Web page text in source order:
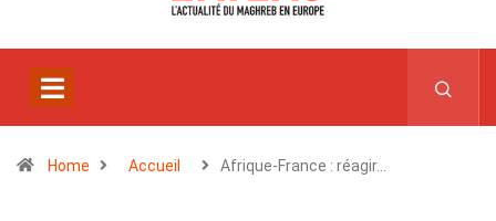
Home Accueil Afrique-France : réagir…